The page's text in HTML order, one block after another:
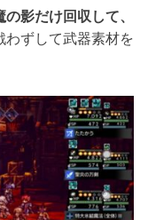
の影だけ回収して、
わずして武器素材を